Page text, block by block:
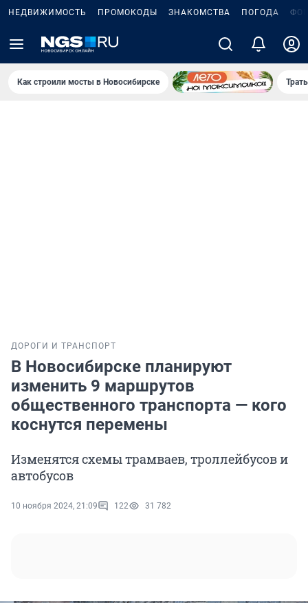
НЕДВИЖИМОСТЬ ПРОМОКОДЫ ЗНАКОМСТВА ПОГОДА
Как строили мосты в Новосибирске
ДОРОГИ И ТРАНСПОРТ
В Новосибирске планируют
изменить 9 маршрутов
общественного транспорта — кого
коснутся перемены
Изменятся схемы трамваев, троллейбусов и
автобусов
10 ноября 2024, 21:09 122 31 782